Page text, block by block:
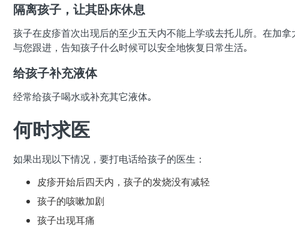
隔离孩子，让其卧床休息
孩子在皮疹首次出现后的至少五天内不能上学或去托儿所。在加
与您跟进，告知孩子什么时候可以安全地恢复日常生活｡
给孩子补充液体
经常给孩子喝水或补充其它液体｡
何时求医
如果出现以下情况，要打电话给孩子的医生：
皮疹开始后四天内，孩子的发烧没有减轻
孩子的咳嗽加剧
孩子出现耳痛